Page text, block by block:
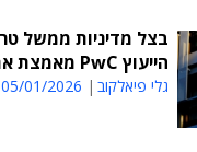
בצל מדיניות ממשל
הייעוץ PwC מאמצת את הקריפטו
גלי פיאלקוב 05/01/2026 15:35